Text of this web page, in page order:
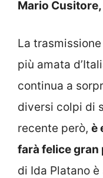
Mario
La
più amata
continua a
diversi colpi di
recente però, è
farà felice gran
di Ida Platano